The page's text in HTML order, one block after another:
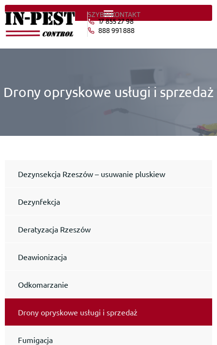
SZYBKI KONTAKT
17 855 27 98
888 991 888
Drony opryskowe usługi i sprzedaż
Dezynsekcja Rzeszów – usuwanie pluskiew
Dezynfekcja
Deratyzacja Rzeszów
Deawionizacja
Odkomarzanie
Drony opryskowe usługi i sprzedaż
Fumigacja